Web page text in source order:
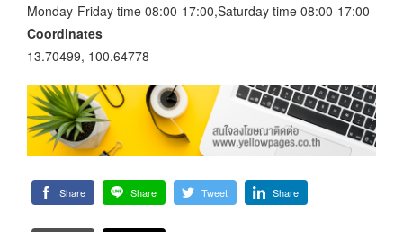
Monday-Friday time 08:00-17:00,Saturday time 08:00-17:00
Coordinates
13.70499, 100.64778
Share Share Tweet Share